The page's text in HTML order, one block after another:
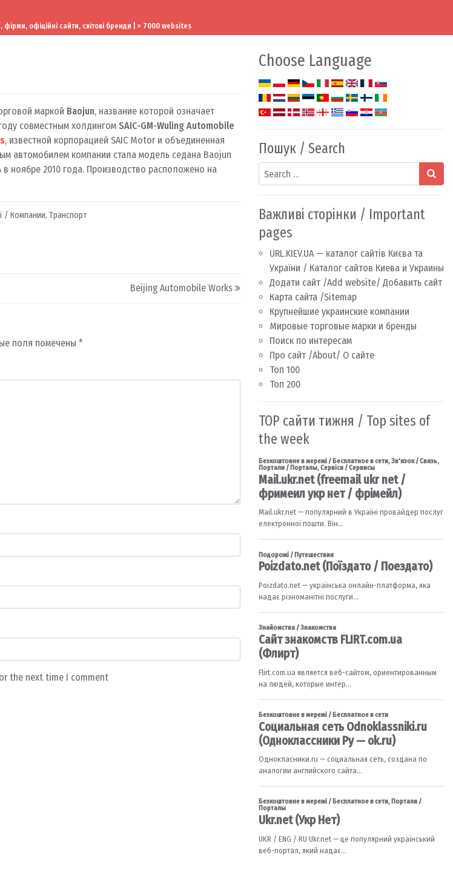
офіційні сайти, світові бренди | > 7000 websites
маркой Baojun, название которой означает
совместным холдингом SAIC-GM-Wuling Automobile
, известной корпорацией SAIC Motor и объединенная
автомобилем компании стала модель седана Baojun
ноябре 2010 года. Производство расположено на
/ Компании, Транспорт
Beijing Automobile Works
поля помечены *
the next time I comment
Choose Language
Пошук / Search
Search
Важливі сторінки / Important
pages
URL.KIEV.UA — каталог сайтів Києва та
України / Каталог сайтов Киева и Украины
Додати сайт /Add website/ Добавить сайт
Карта сайта /Sitemap
Крупнейшие украинские компании
Мировые торговые марки и бренды
Поиск по интересам
Про сайт /About/ О сайте
Топ 100
Топ 200
TOP сайти тижня / Top sites of
the week